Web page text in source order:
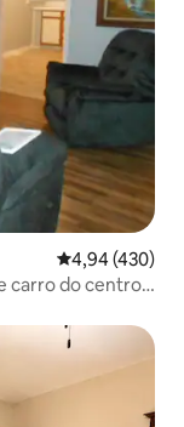
4,94 de uma
4,94 (430)
carro do centro